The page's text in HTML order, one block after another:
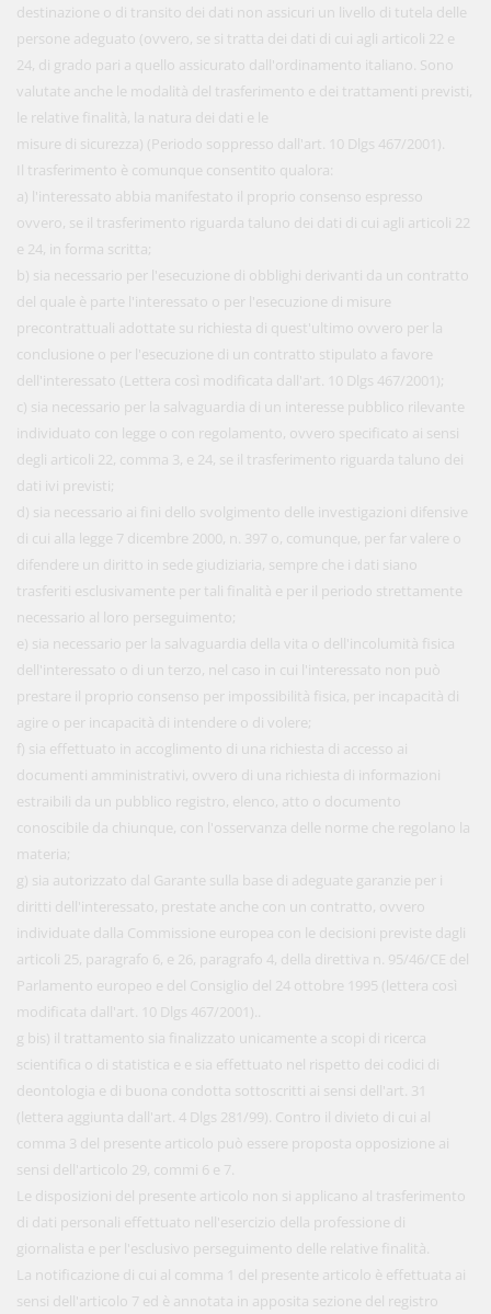
destinazione o di transito dei dati non assicuri un livello di tutela delle
persone adeguato (ovvero, se si tratta dei dati di cui agli articoli 22 e
24, di grado pari a quello assicurato dall'ordinamento italiano. Sono
valutate anche le modalità del trasferimento e dei trattamenti previsti,
le relative finalità, la natura dei dati e le
misure di sicurezza) (Periodo soppresso dall'art. 10 Dlgs 467/2001).
Il trasferimento è comunque consentito qualora:
a) l'interessato abbia manifestato il proprio consenso espresso
ovvero, se il trasferimento riguarda taluno dei dati di cui agli articoli 22
e 24, in forma scritta;
b) sia necessario per l'esecuzione di obblighi derivanti da un contratto
del quale è parte l'interessato o per l'esecuzione di misure
precontrattuali adottate su richiesta di quest'ultimo ovvero per la
conclusione o per l'esecuzione di un contratto stipulato a favore
dell'interessato (Lettera così modificata dall'art. 10 Dlgs 467/2001);
c) sia necessario per la salvaguardia di un interesse pubblico rilevante
individuato con legge o con regolamento, ovvero specificato ai sensi
degli articoli 22, comma 3, e 24, se il trasferimento riguarda taluno dei
dati ivi previsti;
d) sia necessario ai fini dello svolgimento delle investigazioni difensive
di cui alla legge 7 dicembre 2000, n. 397 o, comunque, per far valere o
difendere un diritto in sede giudiziaria, sempre che i dati siano
trasferiti esclusivamente per tali finalità e per il periodo strettamente
necessario al loro perseguimento;
e) sia necessario per la salvaguardia della vita o dell'incolumità fisica
dell'interessato o di un terzo, nel caso in cui l'interessato non può
prestare il proprio consenso per impossibilità fisica, per incapacità di
agire o per incapacità di intendere o di volere;
f) sia effettuato in accoglimento di una richiesta di accesso ai
documenti amministrativi, ovvero di una richiesta di informazioni
estraibili da un pubblico registro, elenco, atto o documento
conoscibile da chiunque, con l'osservanza delle norme che regolano la
materia;
g) sia autorizzato dal Garante sulla base di adeguate garanzie per i
diritti dell'interessato, prestate anche con un contratto, ovvero
individuate dalla Commissione europea con le decisioni previste dagli
articoli 25, paragrafo 6, e 26, paragrafo 4, della direttiva n. 95/46/CE del
Parlamento europeo e del Consiglio del 24 ottobre 1995 (lettera così
modificata dall'art. 10 Dlgs 467/2001)..
g bis) il trattamento sia finalizzato unicamente a scopi di ricerca
scientifica o di statistica e e sia effettuato nel rispetto dei codici di
deontologia e di buona condotta sottoscritti ai sensi dell'art. 31
(lettera aggiunta dall'art. 4 Dlgs 281/99). Contro il divieto di cui al
comma 3 del presente articolo può essere proposta opposizione ai
sensi dell'articolo 29, commi 6 e 7.
Le disposizioni del presente articolo non si applicano al trasferimento
di dati personali effettuato nell'esercizio della professione di
giornalista e per l'esclusivo perseguimento delle relative finalità.
La notificazione di cui al comma 1 del presente articolo è effettuata ai
sensi dell'articolo 7 ed è annotata in apposita sezione del registro